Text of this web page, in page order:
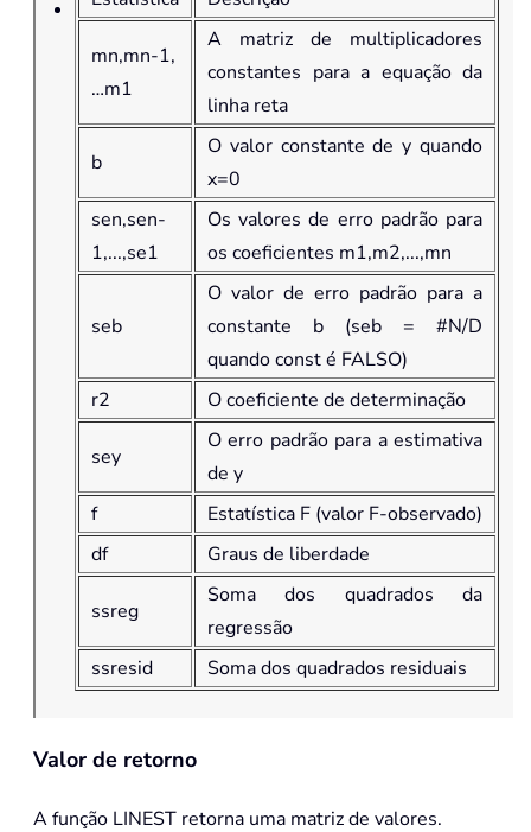
mn,mn-1,
…m1
A matriz de multiplicadores
constantes para a equação da
linha reta
b
O valor constante de y quando
x=0
sen,sen-
1,...,se1
Os valores de erro padrão para
os coeficientes m1,m2,...,mn
seb
O valor de erro padrão para a
constante b (seb = #N/D
quando const é FALSO)
r2
O coeficiente de determinação
sey
O erro padrão para a estimativa
de y
f
Estatística F (valor F-observado)
df
Graus de liberdade
ssreg
Soma dos quadrados da
regressão
ssresid
Soma dos quadrados residuais
Valor de retorno
A função LINEST retorna uma matriz de valores.